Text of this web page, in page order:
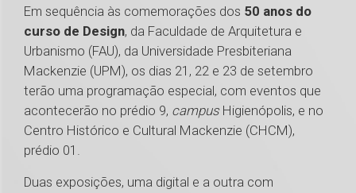
Em sequência às comemorações dos 50 anos do
curso de Design, da Faculdade de Arquitetura e
Urbanismo (FAU), da Universidade Presbiteriana
Mackenzie (UPM), os dias 21, 22 e 23 de setembro
terão uma programação especial, com eventos que
acontecerão no prédio 9, campus Higienópolis, e no
Centro Histórico e Cultural Mackenzie (CHCM),
prédio 01.
Duas exposições, uma digital e a outra com